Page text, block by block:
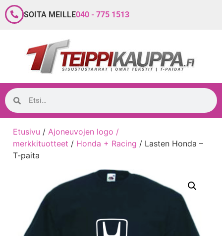
SOITA MEILLE040 - 775 1513
Etusivu / Ajoneuvojen logo /
merkkituotteet / Honda + Racing / Lasten Honda –
T-paita